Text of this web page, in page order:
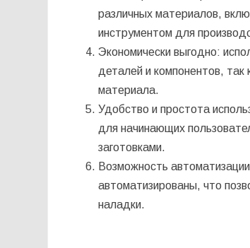
различных материалов,
инструментом для
Экономически выгодно:
деталей и компонентов, так
материала.
Удобство и простота
для начинающих
заготовками.
Возможность
автоматизированы, что
наладки.